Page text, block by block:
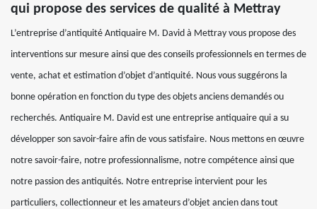
qui propose des services de qualité à Mettray
L’entreprise d’antiquité Antiquaire M. David à Mettray vous propose des
interventions sur mesure ainsi que des conseils professionnels en termes de
vente, achat et estimation d’objet d’antiquité. Nous vous suggérons la
bonne opération en fonction du type des objets anciens demandés ou
recherchés. Antiquaire M. David est une entreprise antiquaire qui a su
développer son savoir-faire afin de vous satisfaire. Nous mettons en œuvre
notre savoir-faire, notre professionnalisme, notre compétence ainsi que
notre passion des antiquités. Notre entreprise intervient pour les
particuliers, collectionneur et les amateurs d’objet ancien dans tout